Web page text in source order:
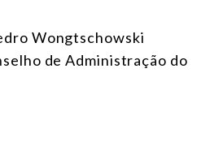
Wongtschowski
de Administração do